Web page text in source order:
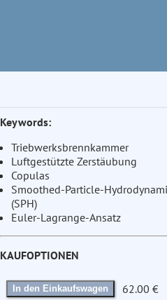
Keywords:
Triebwerksbrennkammer
Luftgestützte Zerstäubung
Copulas
Smoothed-Particle-
(SPH)
Euler-Lagrange-Ansatz
KAUFOPTIONEN
In den Einkaufswagen 62.00 €